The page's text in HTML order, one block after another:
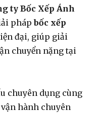
ty Bốc Xếp Ánh
phápbốc xếp
đại, giúp giải
chuyển nặng tại
chuyên dụng cùng
hành chuyên